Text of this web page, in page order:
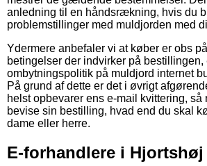
anledning til en håndsrækning, hvis du
problemstillinger med muldjorden med
Ydermere anbefaler vi at køber er obs
betingelser der indvirker på
ombytningspolitik på muldjord internet
På grund af dette er det i øvrigt
helst opbevarer ens e-mail kvittering,
bevise sin bestilling, hvad end du skal
dame eller herre.
E-forhandlere i Hjortshøj